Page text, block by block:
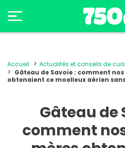
Accueil Actualités et conseils de
Gâteau de Savoie : comment
obtenaient ce moelleux aérien
Gâteau de
comment